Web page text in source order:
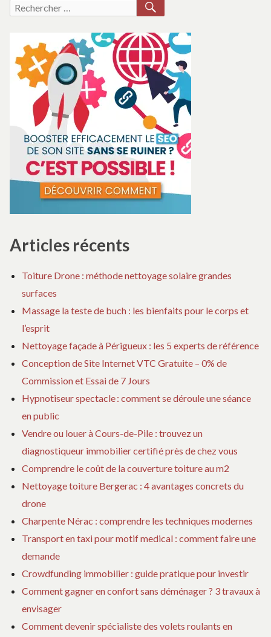
Recherche
Articles récents
Toiture Drone : méthode nettoyage solaire grandes
surfaces
Massage la teste de buch : les bienfaits pour le corps et
l’esprit
Nettoyage façade à Périgueux : les 5 experts de référence
Conception de Site Internet VTC Gratuite – 0% de
Commission et Essai de 7 Jours
Hypnotiseur spectacle : comment se déroule une séance
en public
Vendre ou louer à Cours-de-Pile : trouvez un
diagnostiqueur immobilier certifié près de chez vous
Comprendre le coût de la couverture toiture au m2
Nettoyage toiture Bergerac : 4 avantages concrets du
drone
Charpente Nérac : comprendre les techniques modernes
Transport en taxi pour motif medical : comment faire une
demande
Crowdfunding immobilier : guide pratique pour investir
Comment gagner en confort sans déménager ? 3 travaux à
envisager
Comment devenir spécialiste des volets roulants en